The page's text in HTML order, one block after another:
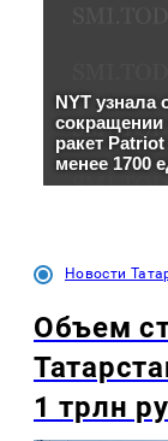
Новости
Объем
1 трлн